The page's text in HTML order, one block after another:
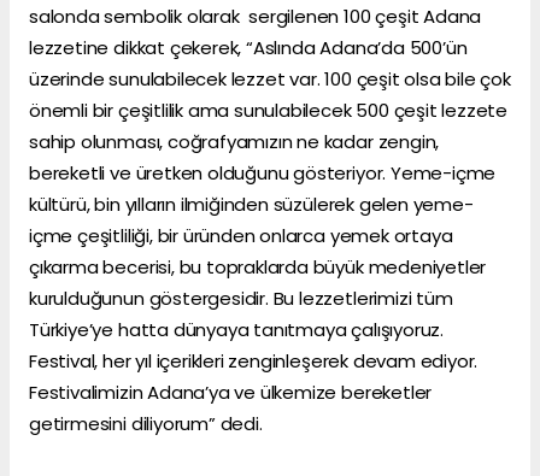
salonda sembolik olarak sergilenen 100 çeşit Adana
lezzetine dikkat çekerek, “Aslında Adana’da 500’ün
üzerinde sunulabilecek lezzet var. 100 çeşit olsa bile çok
önemli bir çeşitlilik ama sunulabilecek 500 çeşit lezzete
sahip olunması, coğrafyamızın ne kadar zengin,
bereketli ve üretken olduğunu gösteriyor. Yeme-içme
kültürü, bin yılların ilmiğinden süzülerek gelen yeme-
içme çeşitliliği, bir üründen onlarca yemek ortaya
çıkarma becerisi, bu topraklarda büyük medeniyetler
kurulduğunun göstergesidir. Bu lezzetlerimizi tüm
Türkiye’ye hatta dünyaya tanıtmaya çalışıyoruz.
Festival, her yıl içerikleri zenginleşerek devam ediyor.
Festivalimizin Adana’ya ve ülkemize bereketler
getirmesini diliyorum” dedi.